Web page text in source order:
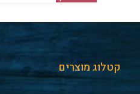
קטלוג מוצרים